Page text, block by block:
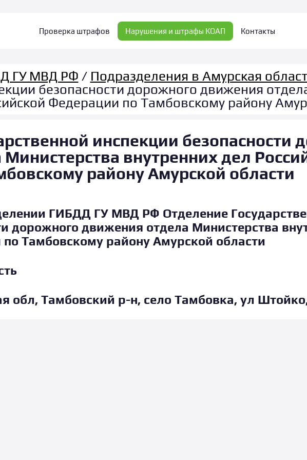
Проверка штрафов Нарушения и штрафы КОАП Контакты
ГУ МВД РФ / Подразделения в Амурская
безопасности дорожного движения
Федерации по Тамбовскому району
инспекции безопасности
внутренних дел
району Амурской области
ГИБДД ГУ МВД РФ Отделение
дорожного движения отдела Министерства
Тамбовскому району Амурской области
обл, Тамбовский р-н, село Тамбовка, ул